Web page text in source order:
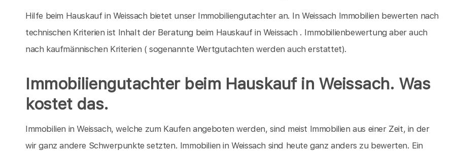
Hilfe beim Hauskauf in Weissach bietet unser Immobiliengutachter an. In Weissach Immobilien bewerten nach
technischen Kriterien ist Inhalt der Beratung beim Hauskauf in Weissach . Immobilienbewertung aber auch
nach kaufmännischen Kriterien ( sogenannte Wertgutachten werden auch erstattet).
Immobiliengutachter beim Hauskauf in Weissach. Was
kostet das.
Immobilien in Weissach, welche zum Kaufen angeboten werden, sind meist Immobilien aus einer Zeit, in der
wir ganz andere Schwerpunkte setzten. Immobilien in Weissach sind heute ganz anders zu bewerten. Ein